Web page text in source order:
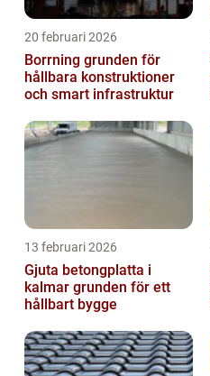
20 februari 2026
Borrning grunden för
hållbara konstruktioner
och smart infrastruktur
13 februari 2026
Gjuta betongplatta i
kalmar grunden för ett
hållbart bygge